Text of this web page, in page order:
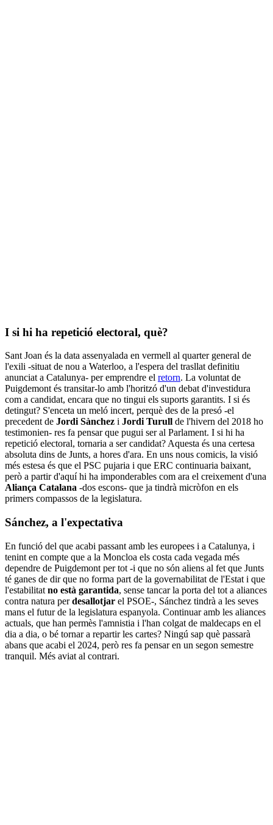
I si hi ha repetició electoral, què?
Sant Joan és la data assenyalada en vermell al quarter general de
l'exili -situat de nou a Waterloo, a l'espera del trasllat definitiu
anunciat a Catalunya- per emprendre el retorn. La voluntat de
Puigdemont és transitar-lo amb l'horitzó d'un debat d'investidura
com a candidat, encara que no tingui els suports garantits. I si és
detingut? S'enceta un meló incert, perquè des de la presó -el
precedent de Jordi Sànchez i Jordi Turull de l'hivern del 2018 ho
testimonien- res fa pensar que pugui ser al Parlament. I si hi ha
repetició electoral, tornaria a ser candidat? Aquesta és una certesa
absoluta dins de Junts, a hores d'ara. En uns nous comicis, la visió
més estesa és que el PSC pujaria i que ERC continuaria baixant,
però a partir d'aquí hi ha imponderables com ara el creixement d'una
Aliança Catalana -dos escons- que ja tindrà micròfon en els
primers compassos de la legislatura.
Sánchez, a l'expectativa
En funció del que acabi passant amb les europees i a Catalunya, i
tenint en compte que a la Moncloa els costa cada vegada més
dependre de Puigdemont per tot -i que no són aliens al fet que Junts
té ganes de dir que no forma part de la governabilitat de l'Estat i que
l'estabilitat no està garantida, sense tancar la porta del tot a aliances
contra natura perdesallotjar el PSOE-, Sánchez tindrà a les seves
mans el futur de la legislatura espanyola. Continuar amb les aliances
actuals, que han permès l'amnistia i l'han colgat de maldecaps en el
dia a dia, o bé tornar a repartir les cartes? Ningú sap què passarà
abans que acabi el 2024, però res fa pensar en un segon semestre
tranquil. Més aviat al contrari.